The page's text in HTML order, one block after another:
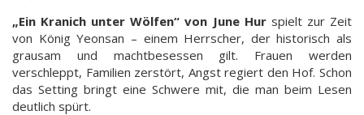
„Ein Kranich unter Wölfen“ von June Hurspielt zur Zeit
von König Yeonsan – einem Herrscher, der historisch als
grausam und machtbesessen gilt. Frauen werden
verschleppt, Familien zerstört, Angst regiert den Hof. Schon
das Setting bringt eine Schwere mit, die man beim Lesen
deutlich spürt.